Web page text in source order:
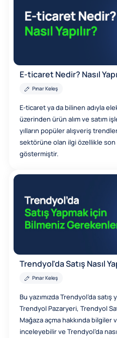
E-ticaret Nedir? Nasıl
Pınar Keleş
E-ticaret ya da bilinen adıyla
üzerinden ürün alım ve satım
yılların popüler alışveriş
sektörüne olan ilgi özellikle
göstermiştir.
Trendyol'da Satış Nasıl
Pınar Keleş
Bu yazımızda Trendyol’da
Trendyol Pazaryeri, Trendyol
Mağaza açma hakkında bilgiler
inceleyebilir ve Trendyol’da